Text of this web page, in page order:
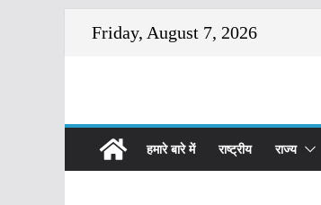
Friday, August 7, 2026
हमारे बारे में राष्ट्रीय राज्य